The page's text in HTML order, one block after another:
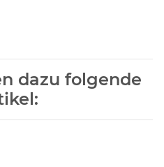
dazu folgende